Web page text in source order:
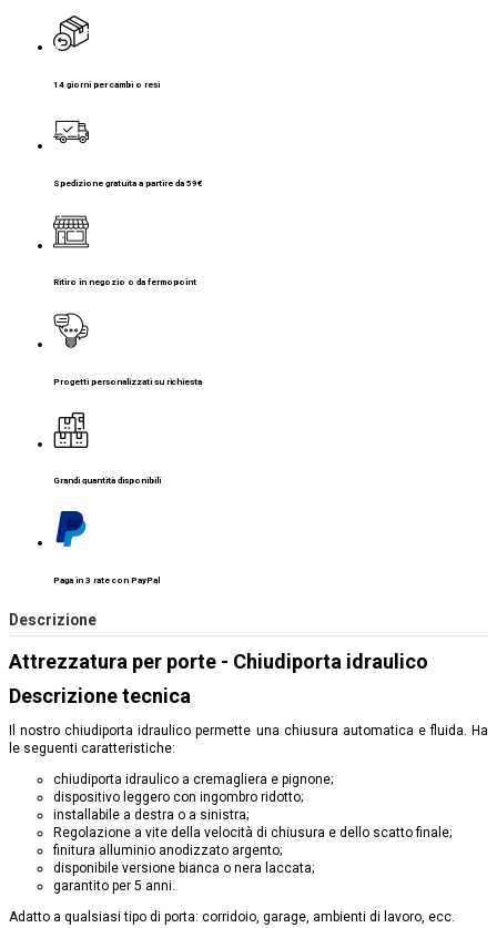
14 giorni per cambi o resi
Spedizione gratuita a partire da 59€
Ritiro in negozio o da fermopoint
Progetti personalizzati su richiesta
Grandi quantità disponibili
Paga in 3 rate con PayPal
Descrizione
Attrezzatura per porte - Chiudiporta idraulico
Descrizione tecnica
Il nostro chiudiporta idraulico permette una chiusura automatica e fluida. Ha
le seguenti caratteristiche:
chiudiporta idraulico a cremagliera e pignone;
dispositivo leggero con ingombro ridotto;
installabile a destra o a sinistra;
Regolazione a vite della velocità di chiusura e dello scatto finale;
finitura alluminio anodizzato argento;
disponibile versione bianca o nera laccata;
garantito per 5 anni.
Adatto a qualsiasi tipo di porta: corridoio, garage, ambienti di lavoro, ecc.